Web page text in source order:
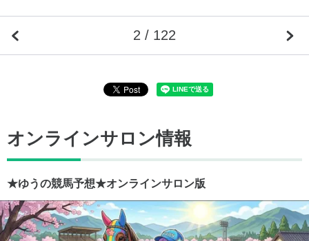
2 / 122
オンラインサロン情報
★ゆうの競馬予想★オンラインサロン版